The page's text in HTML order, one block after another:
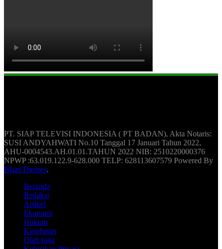
PT. SIAP TELEVISI INDONESIA ( PT BADAN), Akta Notaris:
SUSI ANDYAHWATI No.10 Tanggal 17 Januari Tahun 2022,
AHU-0004543.AH.01.01.TAHUN 2022 NIB: 2510220000376
NPWP :63.019.122.9-628.000 TELP: 628113607579 Powered By
BlazeThemes.
Beranda
Redaksi
Artikel
Ekonomi
Hukum
Kesehatan
Olah raga